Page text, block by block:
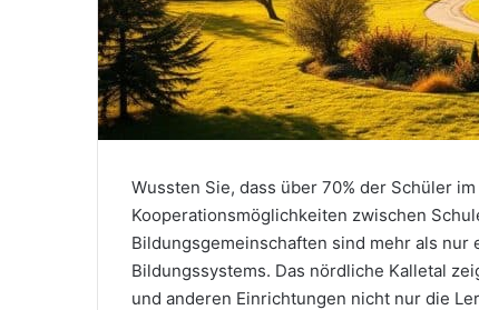
Wussten Sie, dass über 70% der Schüler
Kooperationsmöglichkeiten zwischen
Bildungsgemeinschaften sind mehr als nur
Bildungssystems. Das nördliche Kalletal
und anderen Einrichtungen nicht nur die